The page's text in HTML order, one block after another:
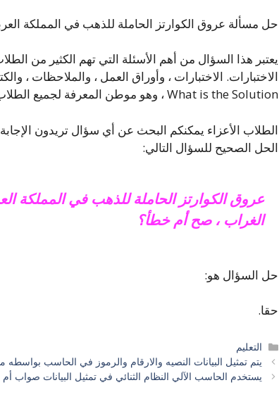
حل مسألة عروق الكوارتز الحاملة للذهب في المملكة
يعتبر هذا السؤال من أهم الأسئلة التي تهم الكثير من
الاختبارات. الاختبارات ، وأوراق العمل ، والملاحظات ،
What is the Solution ، وهو موطن المعرفة لجميع الطلاب حتى يتمكنوا من تحقيق أفضل استخدام ممكن.
الطلاب الأعزاء يمكنكم البحث عن أي سؤال تريدون
الحل الصحيح للسؤال التالي:
عروق الكوارتز الحاملة للذهب في المملكة
الغراب ، صح أم خطأ؟
حل السؤال هو:
حقا.
التصنيفات
التعليم
يتم تمثيل البيانات النصيه والارقام والرموز في الحاسب
يستخدم الحاسب الآلي النظام الثنائي في تمثيل البيانات صواب